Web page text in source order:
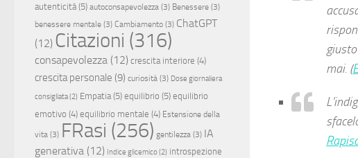
mai. (
autenticità (5) autoconsapevolezza (3) Benessere (3)
benessere mentale (3) Cambiamento (3) ChatGPT
(12) Citazioni (316)
consapevolezza (12) crescita interiore (4)
crescita personale (9) curiosità (3) Dose giornaliera
consigliata(2) Empatia (5) equilibrio (5) equilibrio
emotivo (4) equilibrio mentale (4) Estensione della
vita (3) FRasi (256) gentilezza (3) IA
generativa (12) Indice glicemico (2) introspezione